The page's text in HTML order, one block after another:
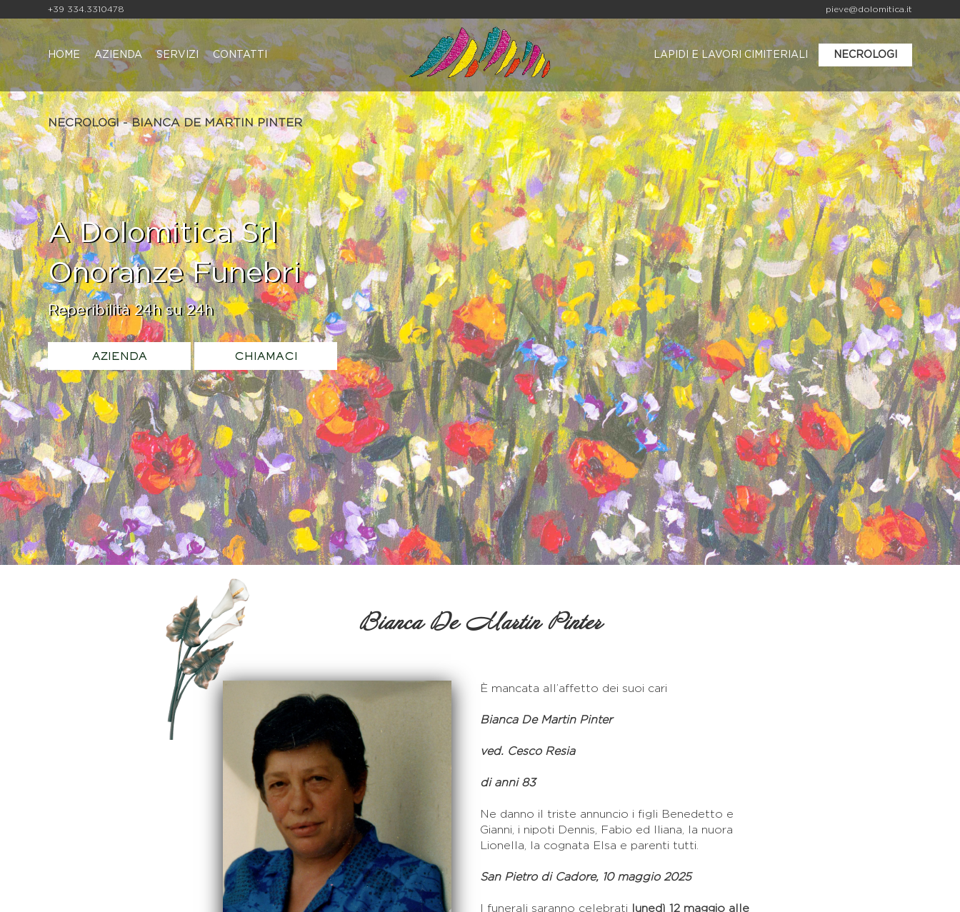
+39 334.3310478 pieve@dolomitica.it
HOME AZIENDA SERVIZI CONTATTI LAPIDI E LAVORI CIMITERIALI NECROLOGI
A Dolomitica Srl
Onoranze Funebri
Reperibilità 24h su 24h
AZIENDA CHIAMACI
NECROLOGI - BIANCA DE MARTIN PINTER
Bianca De Martin Pinter
È mancata all’affetto dei suoi cari
Bianca De Martin Pinter
ved. Cesco Resia
di anni 83
Ne danno il triste annuncio i figli Benedetto e
Gianni, i nipoti Dennis, Fabio ed Iliana, la nuora
Lionella, la cognata Elsa e parenti tutti.
San Pietro di Cadore, 10 maggio 2025
I funerali saranno celebrati
lunedì 12 maggio alle